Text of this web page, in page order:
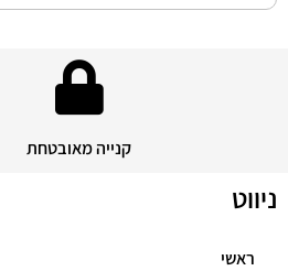
קנייה מאובטחת
ניווט
ראשי